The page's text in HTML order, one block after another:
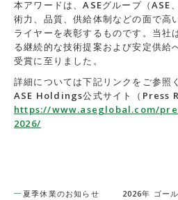
本アワードは、ASEグループ（ASE
術力、品質、供給体制などの面で高
ライヤーを表彰するものです。当社
る継続的な技術提案および安定供給
受賞に至りました。
詳細については下記リンクをご参照
ASE Holdings公式サイト（Press
https://www.aseglobal.com/
2026/
夏季休業のお知らせ 2026年 ゴー